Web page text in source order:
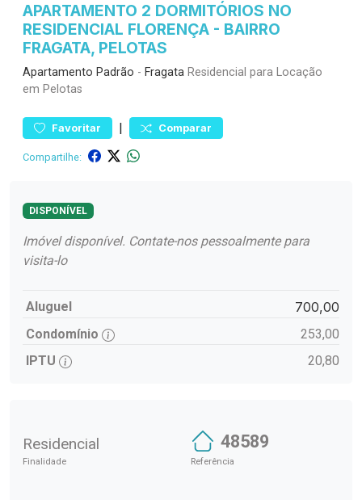
APARTAMENTO 2 DORMITÓRIOS NO
RESIDENCIAL FLORENÇA - BAIRRO
FRAGATA, PELOTAS
Apartamento Padrão - Fragata Residencial para Locação
em Pelotas
Favoritar | Comparar
Compartilhe:
DISPONÍVEL
Imóvel disponível. Contate-nos pessoalmente para
visita-lo
Aluguel 700,00
Condomínio
253,00
IPTU
20,80
Residencial
Finalidade
48589
Referência